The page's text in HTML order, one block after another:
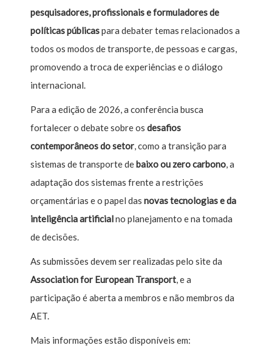
pesquisadores, profissionais e formuladores de
políticas públicaspara debater temas relacionados a
todos os modos de transporte, de pessoas e cargas,
promovendo a troca de experiências e o diálogo
internacional.
Para a edição de 2026, a conferência busca
fortalecer o debate sobre os desafios
contemporâneos do setor, como a transição para
sistemas de transporte debaixo ou zero carbono, a
adaptação dos sistemas frente a restrições
orçamentárias e o papel das novas tecnologias e da
inteligência artificialno planejamento e na tomada
de decisões.
As submissões devem ser realizadas pelo site da
Association for European Transport, e a
participação é aberta a membros e não membros da
AET.
Mais informações estão disponíveis em: